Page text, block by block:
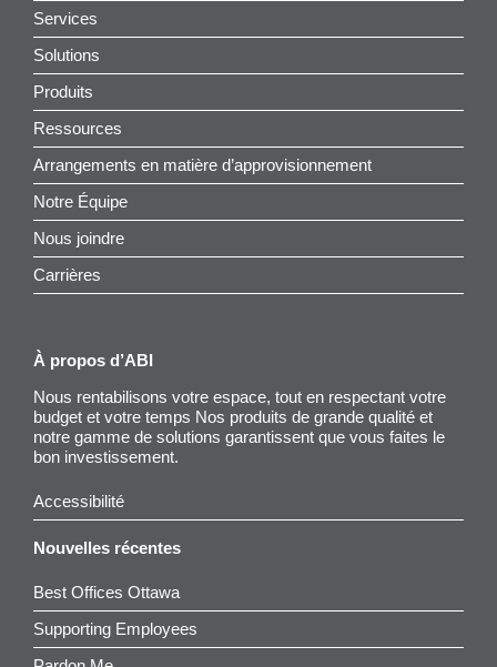
Services
Solutions
Produits
Ressources
Arrangements en matière d’approvisionnement
Notre Équipe
Nous joindre
Carrières
À propos d’ABI
Nous rentabilisons votre espace, tout en respectant votre
budget et votre temps Nos produits de grande qualité et
notre gamme de solutions garantissent que vous faites le
bon investissement.
Accessibilité
Nouvelles récentes
Best Offices Ottawa
Supporting Employees